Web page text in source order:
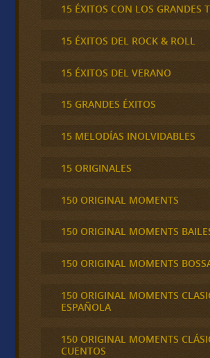
15 ÉXITOS CON LOS GRANDES
15 ÉXITOS DEL ROCK & ROLL
15 ÉXITOS DEL VERANO
15 GRANDES ÉXITOS
15 MELODÍAS INOLVIDABLES
15 ORIGINALES
150 ORIGINAL MOMENTS
150 ORIGINAL MOMENTS
150 ORIGINAL MOMENTS
150 ORIGINAL MOMENTS
ESPAÑOLA
150 ORIGINAL MOMENTS
CUENTOS